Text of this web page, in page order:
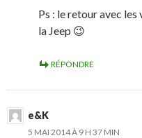
Ps : le retour avec les
la Jeep 😉
RÉPONDRE
e&K
5 MAI 2014 À 9 H 37 MIN